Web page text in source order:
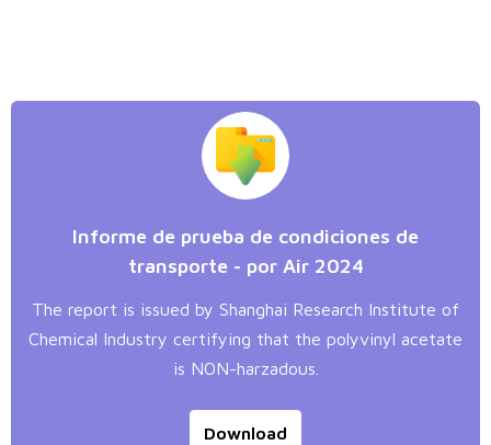
Informe de prueba de condiciones de
transporte - por Air 2024
The report is issued by Shanghai Research Institute of
Chemical Industry certifying that the polyvinyl acetate
is NON-harzadous.
Download